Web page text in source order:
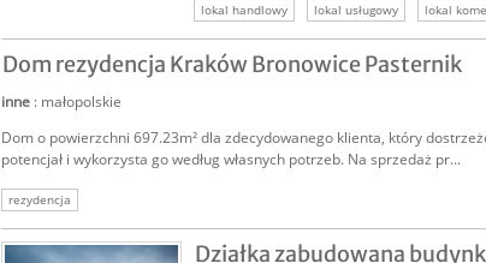
lokal handlowy lokal usługowy
lokal
lokale komercyjne
nieruchomości komercyjne
Dom rezydencja Kraków Bronowice Pasternik
inne : małopolskie
Dom o powierzchni 697.23m² dla zdecydowanego klienta, który
potencjał i wykorzysta go według własnych potrzeb. Na sprzedaż pr...
rezydencja
Działka zabudowana